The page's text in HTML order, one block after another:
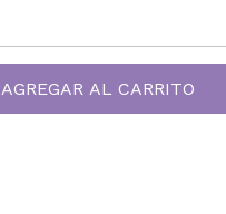
AGREGAR AL CARRITO